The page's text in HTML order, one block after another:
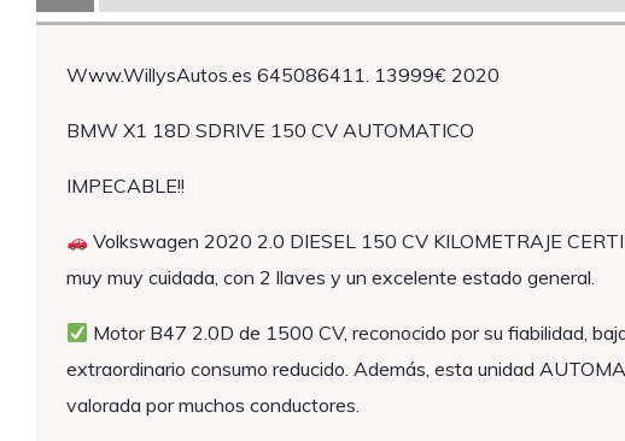
Www.WillysAutos.es 645086411. 13999€ 2020
BMW X1 18D SDRIVE 150 CV AUTOMATICO
IMPECABLE!!
Volkswagen 2020 2.0 DIESEL 150 CV KILOMETRAJE
muy muy cuidada, con 2 llaves y un excelente estado general.
Motor B47 2.0D de 1500 CV, reconocido por su fiabilidad,
extraordinario consumo reducido. Además, esta unidad
valorada por muchos conductores.